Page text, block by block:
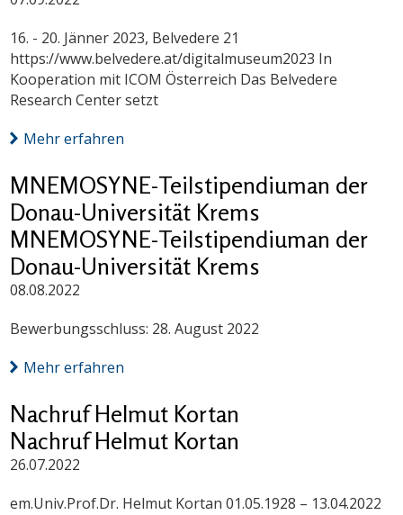
16. - 20. Jänner 2023, Belvedere 21
https://www.belvedere.at/digitalmuseum2023 In
Kooperation mit ICOM Österreich Das Belvedere
Research Center setzt
Mehr erfahren
MNEMOSYNE-Teilstipendiuman der
Donau-Universität Krems
MNEMOSYNE-Teilstipendiuman der
Donau-Universität Krems
08.08.2022
Bewerbungsschluss: 28. August 2022
Mehr erfahren
Nachruf Helmut Kortan
Nachruf Helmut Kortan
26.07.2022
em.Univ.Prof.Dr. Helmut Kortan 01.05.1928 – 13.04.2022